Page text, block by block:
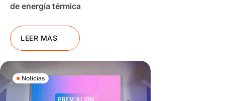
de energía térmica
LEER MÁS
Noticias